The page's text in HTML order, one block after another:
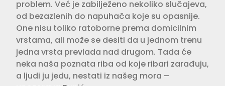
problem. Već je zabilježeno nekoliko slučajeva,
od bezazlenih do napuhača koje su opasnije.
One nisu toliko ratoborne prema domicilnim
vrstama, ali može se desiti da u jednom trenu
jedna vrsta prevlada nad drugom. Tada će
neka naša poznata riba od koje ribari zarađuju,
a ljudi ju jedu, nestati iz našeg mora –